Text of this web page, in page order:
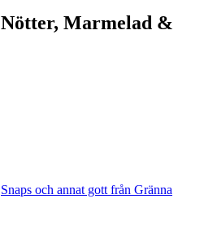
Nötter, Marmelad &
Snaps och annat gott från Gränna